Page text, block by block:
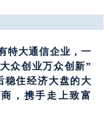
特大通信企业，一
众创业万众创新”
稳住经济大盘的大
，携手走上致富